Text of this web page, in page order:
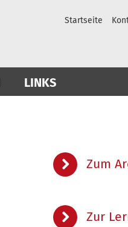
Startseite
LINKS
Zum
Zur